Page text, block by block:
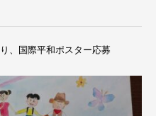
、国際平和ポスター応募